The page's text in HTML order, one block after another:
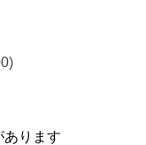
ります